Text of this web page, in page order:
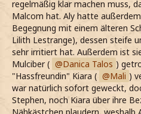
regelmäßig klar machen muss,
Malcom hat. Aly hatte
Begegnung mit einem älteren
Lilith Lestrange), dessen steife
sehr irritiert hat. Außerdem ist
Mulciber (
Danica Talos )
"Hassfreundin" Kiara (
Mali )
war natürlich sofort geweckt,
Stephen, noch Kiara über ihre